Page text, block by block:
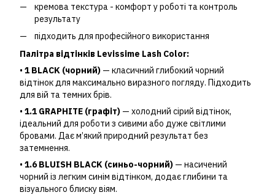
кремова текстура - комфорт у роботі та контроль
результату
підходить для професійного використання
Палітра відтінків Levissime Lash Color:
• 1 BLACK (чорний) — класичний глибокий чорний
відтінок для максимально виразного погляду. Підходить
для вій та темних брів.
• 1.1 GRAPHITE (графіт) — холодний сірий відтінок,
ідеальний для роботи з сивими або дуже світлими
бровами. Дає м’який природний результат без
затемнення.
• 1.6 BLUISH BLACK (синьо-чорний) — насичений
чорний із легким синім відтінком, додає глибини та
візуального блиску віям.